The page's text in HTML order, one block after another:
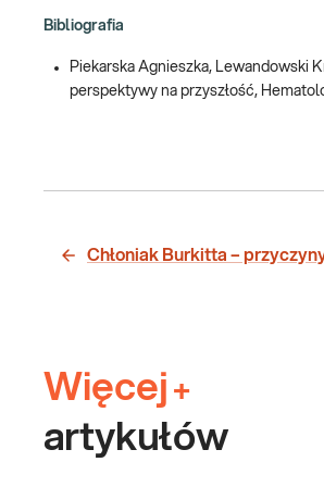
Bibliografia
Piekarska Agnieszka, Lewandowski
perspektywy na przyszłość,
Chłoniak Burkitta –
Więcej +
artykułów